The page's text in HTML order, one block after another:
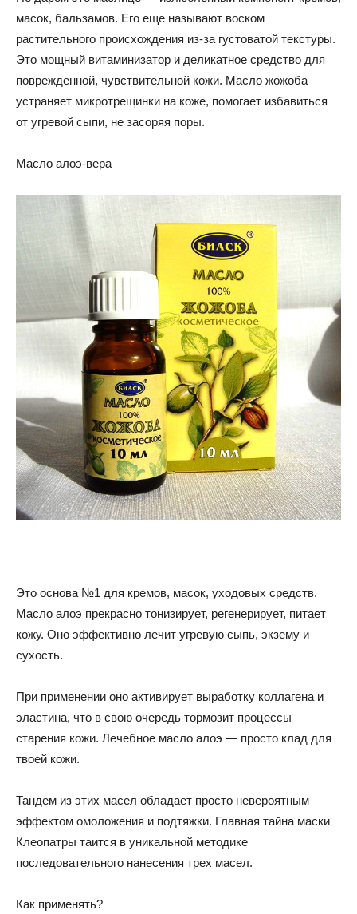
масок, бальзамов. Его еще называют воском
растительного происхождения из-за густоватой текстуры.
Это мощный витаминизатор и деликатное средство для
поврежденной, чувствительной кожи. Масло жожоба
устраняет микротрещинки на коже, помогает избавиться
от угревой сыпи, не засоряя поры.
Масло алоэ-вера
Это основа №1 для кремов, масок, уходовых средств.
Масло алоэ прекрасно тонизирует, регенерирует, питает
кожу. Оно эффективно лечит угревую сыпь, экзему и
сухость.
При применении оно активирует выработку коллагена и
эластина, что в свою очередь тормозит процессы
старения кожи. Лечебное масло алоэ — просто клад для
твоей кожи.
Тандем из этих масел обладает просто невероятным
эффектом омоложения и подтяжки. Главная тайна маски
Клеопатры таится в уникальной методике
последовательного нанесения трех масел.
Как применять?